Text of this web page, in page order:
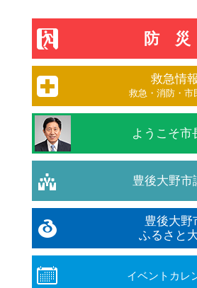
防災
救急情報
救急・消防・市
ようこそ市
豊後大野市
豊後大野
ふるさと
イベントカレ